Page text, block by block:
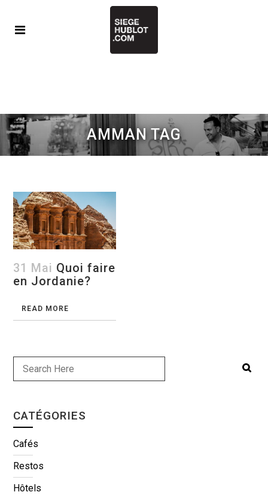
AMMAN TAG
31 Mai Quoi faire
en Jordanie?
READ MORE
CATÉGORIES
Cafés
Restos
Hôtels